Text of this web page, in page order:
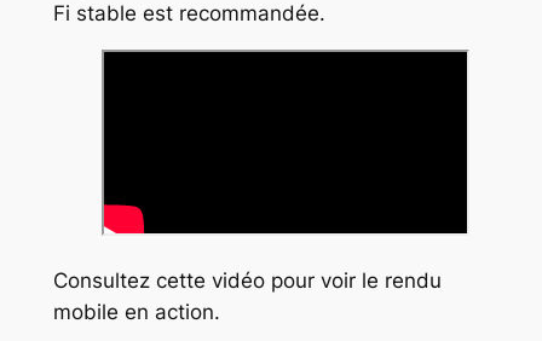
Fi stable est recommandée.
Consultez cette vidéo pour voir le rendu
mobile en action.